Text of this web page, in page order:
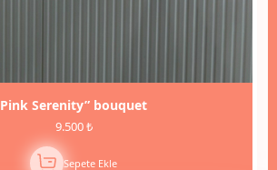
Pink Serenity” bouquet
9.500 ₺
Sepete Ekle